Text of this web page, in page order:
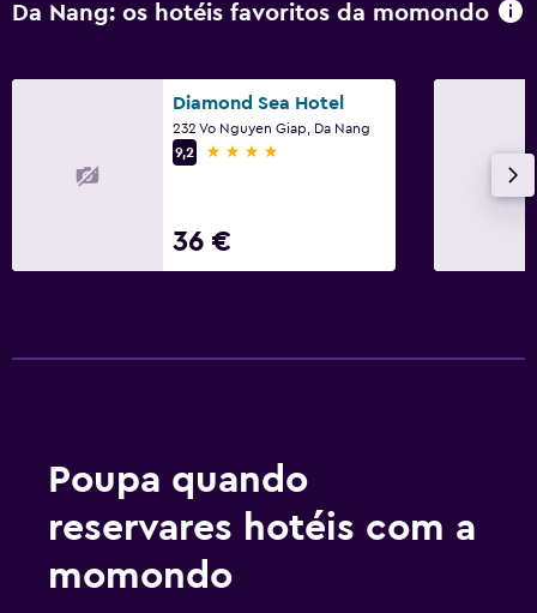
Da Nang: os hotéis favoritos da momondo
Diamond Sea Hotel
232 Vo Nguyen Giap, Da Nang
9,2
4 estrelas
36 €
Poupa quando
reservares hotéis com a
momondo